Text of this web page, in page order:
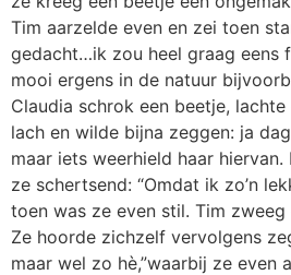
Tim aarzelde even en zei toen
gedacht…ik zou heel graag eens
mooi ergens in de natuur
Claudia schrok een beetje,
lach en wilde bijna zeggen: ja
maar iets weerhield haar
ze schertsend: “Omdat ik zo’n
toen was ze even stil. Tim zweeg
Ze hoorde zichzelf vervolgens
maar wel zo hè,”waarbij ze even